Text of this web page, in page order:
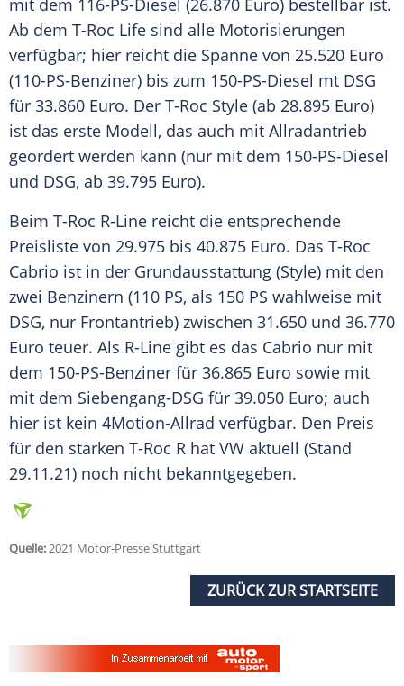
mit dem 116-PS-Diesel (26.870 Euro) bestellbar ist.
Ab dem T-Roc Life sind alle Motorisierungen
verfügbar; hier reicht die Spanne von 25.520 Euro
(110-PS-Benziner) bis zum 150-PS-Diesel mt DSG
für 33.860 Euro. Der T-Roc Style (ab 28.895 Euro)
ist das erste Modell, das auch mit Allradantrieb
geordert werden kann (nur mit dem 150-PS-Diesel
und DSG, ab 39.795 Euro).
Beim T-Roc R-Line reicht die entsprechende
Preisliste von 29.975 bis 40.875 Euro. Das T-Roc
Cabrio ist in der Grundausstattung (Style) mit den
zwei Benzinern (110 PS, als 150 PS wahlweise mit
DSG, nur Frontantrieb) zwischen 31.650 und 36.770
Euro teuer. Als R-Line gibt es das Cabrio nur mit
dem 150-PS-Benziner für 36.865 Euro sowie mit
mit dem Siebengang-DSG für 39.050 Euro; auch
hier ist kein 4Motion-Allrad verfügbar. Den Preis
für den starken T-Roc R hat VW aktuell (Stand
29.11.21) noch nicht bekanntgegeben.
Quelle:2021 Motor-Presse Stuttgart
ZURÜCK ZUR STARTSEITE